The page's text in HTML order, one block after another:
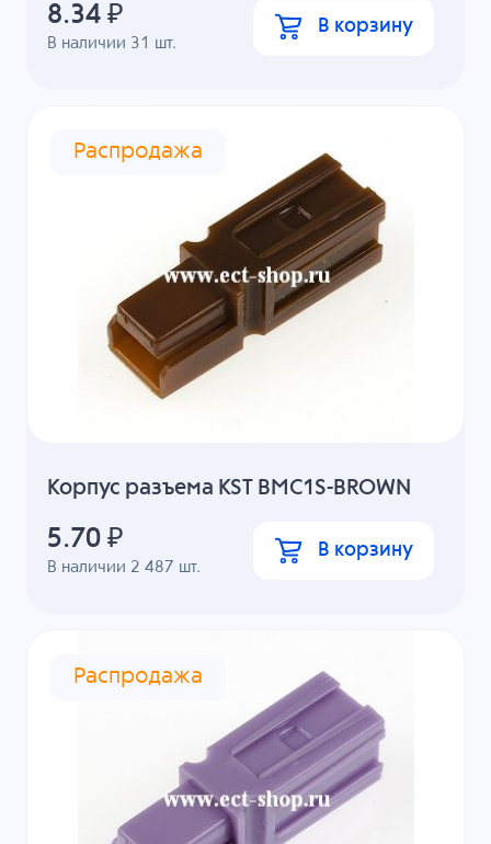
В наличии 31 шт.
8.34 ₽ В корзину
Распродажа
Корпус разъема KST BMC1S-BROWN
В наличии 2 487 шт.
5.70 ₽ В корзину
Распродажа